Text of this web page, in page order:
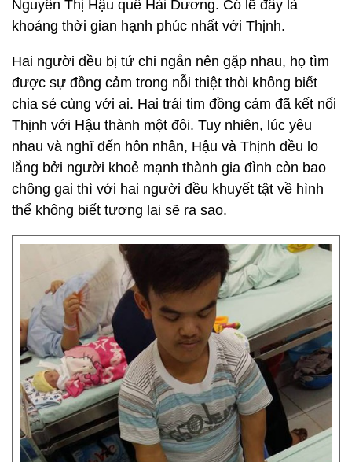
Nguyễn Thị Hậu quê Hải Dương. Có lẽ đây là
khoảng thời gian hạnh phúc nhất với Thịnh.
Hai người đều bị tứ chi ngắn nên gặp nhau, họ tìm
được sự đồng cảm trong nỗi thiệt thòi không biết
chia sẻ cùng với ai. Hai trái tim đồng cảm đã kết nối
Thịnh với Hậu thành một đôi. Tuy nhiên, lúc yêu
nhau và nghĩ đến hôn nhân, Hậu và Thịnh đều lo
lắng bởi người khoẻ mạnh thành gia đình còn bao
chông gai thì với hai người đều khuyết tật về hình
thể không biết tương lai sẽ ra sao.